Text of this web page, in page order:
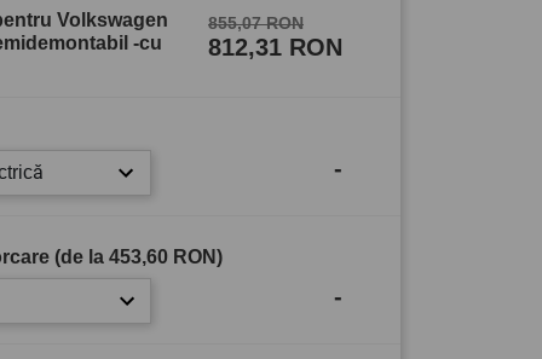
Volkswagen
-cu
855,07 RON
812,31 RON
-
(de la 453,60 RON)
-